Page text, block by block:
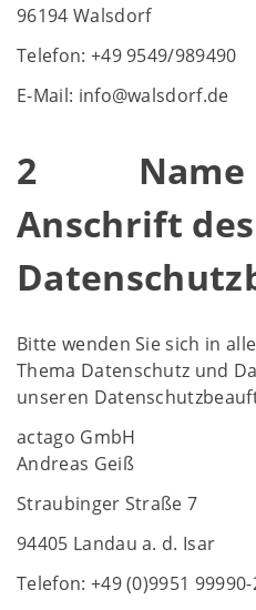
96194 Walsdorf
Telefon: +49 9549/989490
E-Mail: info@walsdorf.de
2 Name
Anschrift des
Bitte wenden Sie sich in
Thema Datenschutz und
unseren
actago GmbH
Andreas Geiß
Straubinger Straße 7
94405 Landau a. d. Isar
Telefon: +49 (0)9951